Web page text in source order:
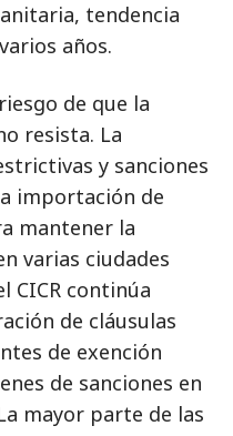
tendencia
años.
de que la
resista. La
y sanciones
importación de
mantener la
varias ciudades
CICR continúa
de cláusulas
de exención
de sanciones en
mayor parte de las